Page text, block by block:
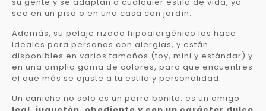
sea en un piso o en una casa con jardín.
Además, su pelaje rizado hipoalergénico los hace
ideales para personas con alergias, y están
disponibles en varios tamaños (toy, mini y estándar) y
en una amplia gama de colores, para que encuentres
el que más se ajuste a tu estilo y personalidad.
Un caniche no solo es un perro bonito: es un amigo